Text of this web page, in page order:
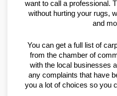
want to call a professional.
without hurting your rugs,
and
You can get a full list of
from the chamber of
with the local businesses
any complaints that have
you a lot of choices so you